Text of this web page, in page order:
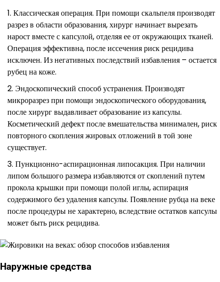
Классическая операция. При помощи скальпеля производят
разрез в области образования, хирург начинает вырезать
нарост вместе с капсулой, отделяя ее от окружающих тканей.
Операция эффективна, после иссечения риск рецидива
исключен. Из негативных последствий избавления – остается
рубец на коже.
Эндоскопический способ устранения. Производят
микроразрез при помощи эндоскопического оборудования,
после хирург выдавливает образование из капсулы.
Косметический дефект после вмешательства минимален, риск
повторного скопления жировых отложений в той зоне
существует.
Пункционно-аспирационная липосакция. При наличии
липом большого размера избавляются от скоплений путем
прокола крышки при помощи полой иглы, аспирация
содержимого без удаления капсулы. Появление рубца на веке
после процедуры не характерно, вследствие остатков капсулы
может быть риск рецидива.
Наружные средства